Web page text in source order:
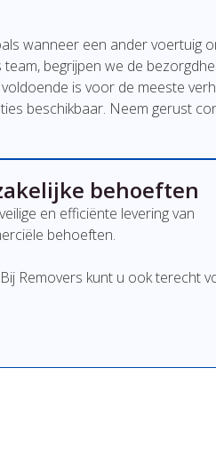
wanneer een ander voertuig
begrijpen we de
is voor de meeste
beschikbaar. Neem gerust
behoeften
en efficiënte levering van
behoeften.
Removers kunt u ook terecht